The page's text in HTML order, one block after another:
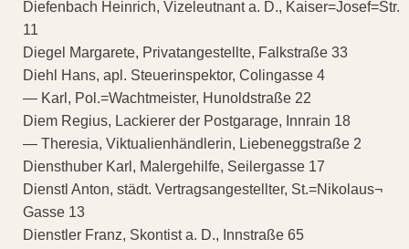
Diefenbach Heinrich, Vizeleutnant a. D., Kaiser=Josef=Str.
11
Diegel Margarete, Privatangestellte, Falkstraße 33
Diehl Hans, apl. Steuerinspektor, Colingasse 4
— Karl, Pol.=Wachtmeister, Hunoldstraße 22
Diem Regius, Lackierer der Postgarage, Innrain 18
— Theresia, Viktualienhändlerin, Liebeneggstraße 2
Diensthuber Karl, Malergehilfe, Seilergasse 17
Dienstl Anton, städt. Vertragsangestellter, St.=Nikolaus¬
Gasse 13
Dienstler Franz, Skontist a. D., Innstraße 65